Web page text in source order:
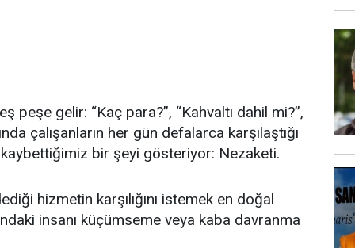
peşe gelir: “Kaç para?”, “Kahvaltı dahil mi?”,
çalışanların her gün defalarca karşılaştığı
bir şeyi gösteriyor: Nezaketi.
hizmetin karşılığını istemek en doğal
insanı küçümseme veya kaba davranma